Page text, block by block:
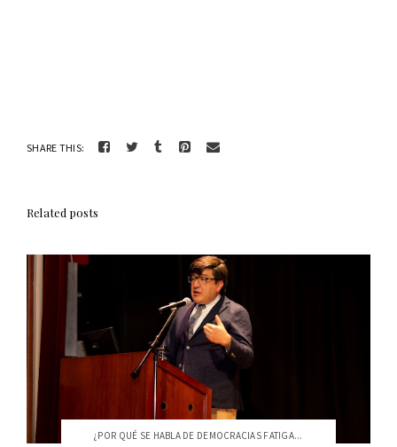
SHARE THIS:
Related posts
¿POR QUÉ SE HABLA DE DEMOCRACIAS FATIGA...